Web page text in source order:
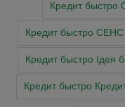
Кредит быстро
Кредит быстро
Кредит быстро Ідея
Кредит быстро